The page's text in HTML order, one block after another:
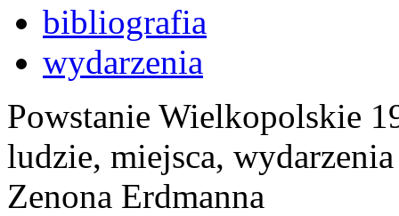
bibliografia
wydarzenia
Powstanie Wielkopolskie
ludzie, miejsca,
Zenona Erdmanna